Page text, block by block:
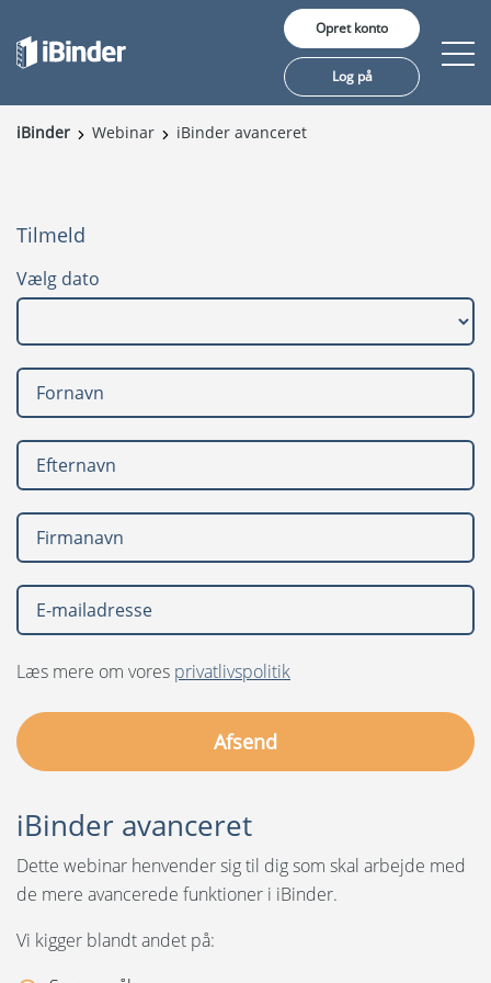
Sprog:
Svenska
English
United States
Spansk
Opret konto
Log på
iBinder Webinar iBinder avanceret
iBinder avanceret
Dette webinar henvender sig til dig som skal arbejde med
de mere avancerede funktioner i iBinder.
Vi kigger blandt andet på:
Tilmeld
Vælg dato
Læs mere om vores privatlivspolitik